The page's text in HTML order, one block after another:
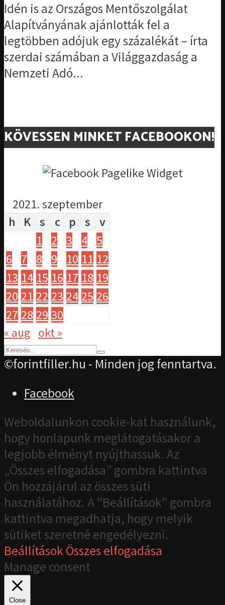
Idén is az Országos Mentőszolgálat
Alapítványának ajánlották fel a
legtöbben adójuk egy százalékát – írta
szerdai számában a Világgazdaság a
Nemzeti Adó...
KÖVESSEN MINKET FACEBOOKON!
2021. szeptember
h
K s c p s
v
1
2 3 4 5
6
7 8 9 10 11 12
13 14 15 16 17 18 19
20 21 22 23 24 25 26
27 28 29 30
« aug okt »
©forintfiller.hu - Minden jog fenntartva.
Facebook
Weboldalunkon cookie-kat használunk,
hogy honlapunk meglátogatásakor a
legjobb élményt nyújthassuk. Az
„Összes elfogadása” gombra kattintva
Ön hozzájárul az összes süti
használatához. A "Beállítások" gombra
kattintva megadhatja, hogy melyik
sütiket szeretné engedélyezni.
BeállításokÖsszes elfogadása
Manage consent
Close